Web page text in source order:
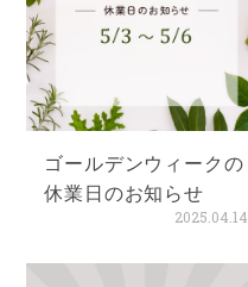
ゴールデンウィークの
休業日のお知らせ
2025.04.14